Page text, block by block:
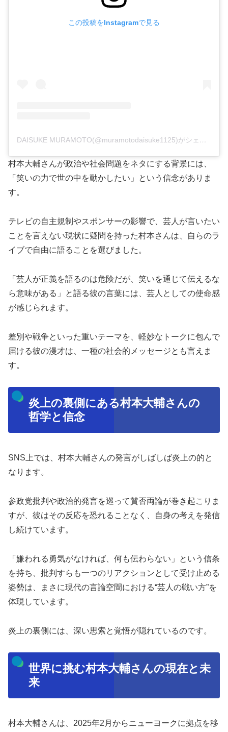
この投稿をInstagramで見る
DAISUKE MURAMOTO(@muramotodaisuke1125)がシェアした投稿
村本大輔さんが政治や社会問題をネタにする背景には、
「笑いの力で世の中を動かしたい」という信念がありま
す。
テレビの自主規制やスポンサーの影響で、芸人が言いたい
ことを言えない現状に疑問を持った村本さんは、自らのラ
イブで自由に語ることを選びました。
「芸人が正義を語るのは危険だが、笑いを通じて伝えるな
ら意味がある」と語る彼の言葉には、芸人としての使命感
が感じられます。
差別や戦争といった重いテーマを、軽妙なトークに包んで
届ける彼の漫才は、一種の社会的メッセージとも言えま
す。
炎上の裏側にある村本大輔さんの
哲学と信念
SNS上では、村本大輔さんの発言がしばしば炎上の的と
なります。
参政党批判や政治的発言を巡って賛否両論が巻き起こりま
すが、彼はその反応を恐れることなく、自身の考えを発信
し続けています。
「嫌われる勇気がなければ、何も伝わらない」という信条
を持ち、批判すらも一つのリアクションとして受け止める
姿勢は、まさに現代の言論空間における“芸人の戦い方”を
体現しています。
炎上の裏側には、深い思索と覚悟が隠れているのです。
世界に挑む村本大輔さんの現在と未
来
村本大輔さんは、2025年2月からニューヨークに拠点を移